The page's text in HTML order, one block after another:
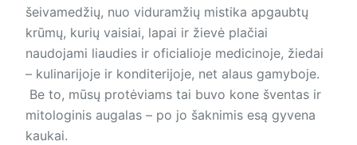
šeivamedžių, nuo viduramžių mistika apgaubtų
krūmų, kurių vaisiai, lapai ir žievė plačiai
naudojami liaudies ir oficialioje medicinoje, žiedai
– kulinarijoje ir konditerijoje, net alaus gamyboje.
Be to, mūsų protėviams tai buvo kone šventas ir
mitologinis augalas – po jo šaknimis esą gyvena
kaukai.